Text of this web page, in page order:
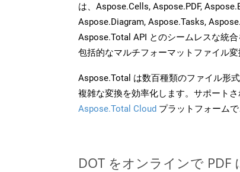
は、Aspose.Cells, Aspose.PDF,
Aspose.Diagram, Aspose.Tasks,
Aspose.Total API とのシームレスな統
包括的なマルチフォーマットファイル変
Aspose.Total は数百種類のファイル形
複雑な変換を効率化します。サポート
Aspose.Total Cloud プラットフォームで
DOT をオンラインで PDF